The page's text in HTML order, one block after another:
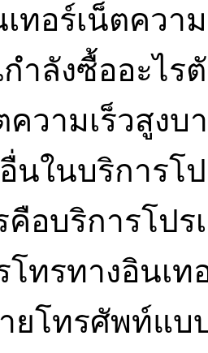
ทอร์เน็ตควา
ลังซื้ออะไร
ความเร็วสูง
นในบริการโ
อบริการโปร
โทรทางอินเ
ยโทรศัพท์แบ